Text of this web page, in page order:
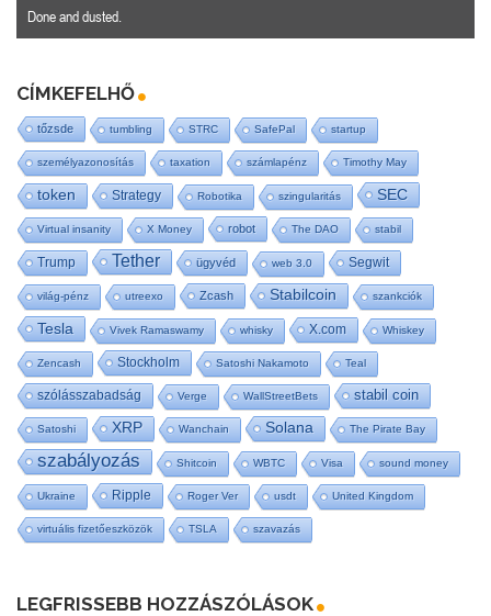
Done and dusted.
CÍMKEFELHŐ
tőzsde tumbling STRC SafePal startup
személyazonosítás taxation számlapénz Timothy May
token Strategy Robotika szingularitás SEC
Virtual insanity X Money robot The DAO stabil
Trump Tether ügyvéd web 3.0 Segwit
világ-pénz utreexo Zcash Stabilcoin szankciók
Tesla Vivek Ramaswamy whisky X.com Whiskey
Zencash Stockholm Satoshi Nakamoto Teal
szólásszabadság Verge WallStreetBets stabil coin
Satoshi XRP Wanchain Solana The Pirate Bay
szabályozás Shitcoin WBTC Visa sound money
Ukraine Ripple Roger Ver usdt United Kingdom
virtuális fizetőeszközök TSLA szavazás
LEGFRISSEBB HOZZÁSZÓLÁSOK